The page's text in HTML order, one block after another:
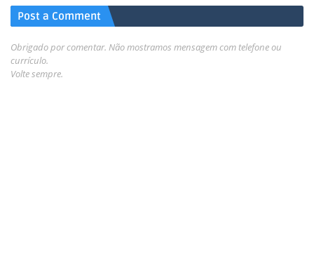
Post a Comment
Obrigado por comentar. Não mostramos mensagem com telefone ou
currículo.
Volte sempre.